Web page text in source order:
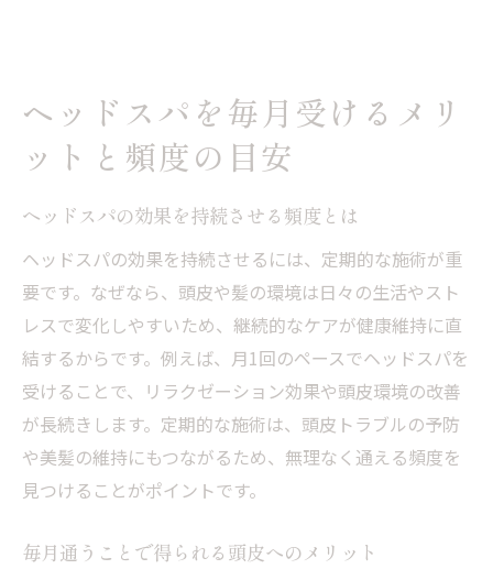
ヘッドスパを毎月受けるメリ
ットと頻度の目安
ヘッドスパの効果を持続させる頻度とは
ヘッドスパの効果を持続させるには、定期的な施術が重
要です。なぜなら、頭皮や髪の環境は日々の生活やスト
レスで変化しやすいため、継続的なケアが健康維持に直
結するからです。例えば、月1回のペースでヘッドスパを
受けることで、リラクゼーション効果や頭皮環境の改善
が長続きします。定期的な施術は、頭皮トラブルの予防
や美髪の維持にもつながるため、無理なく通える頻度を
見つけることがポイントです。
毎月通うことで得られる頭皮へのメリット